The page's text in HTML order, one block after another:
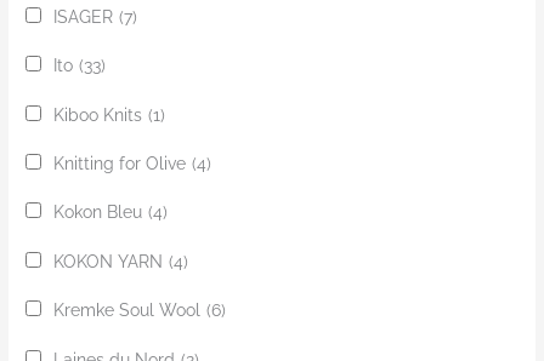
ISAGER (7)
Ito (33)
Kiboo Knits (1)
Knitting for Olive (4)
Kokon Bleu (4)
KOKON YARN (4)
Kremke Soul Wool (6)